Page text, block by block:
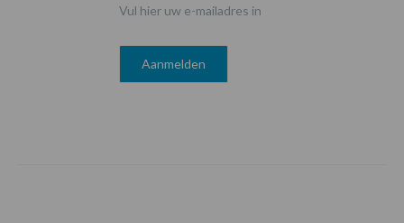
Vul hier uw e-mailadres in